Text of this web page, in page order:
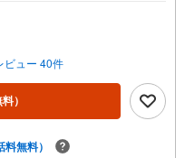
得して選ぶ」ためのサポー
しか分からないリアルな情
住まい探しを進めていきま
ください。【Yahoo！ 不動
店で物件を成約するとPayPay
Yahoo！ 不動産 物件ご成約キ
合わせください。※必ずYah
ビュー 40件
）
料無料）